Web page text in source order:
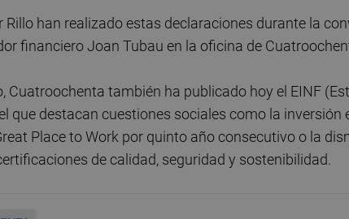
Rillo han realizado estas declaraciones durante la
financiero Joan Tubau en la oficina de
Cuatroochenta también ha publicado hoy el EINF
que destacan cuestiones sociales como la inversión
Place to Work por quinto año consecutivo o la
de calidad, seguridad y sostenibilidad.